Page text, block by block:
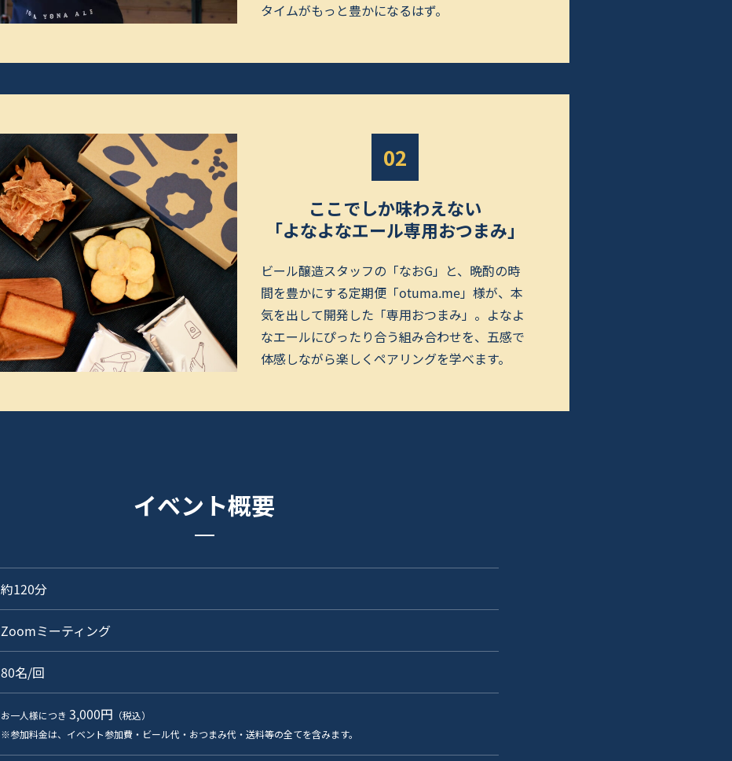
タイムがもっと豊かになるはず。
02
ここでしか味わえない
「よなよなエール専用おつまみ」
ビール醸造スタッフの「なおG」と、晩酌の時
間を豊かにする定期便「otuma.me」様が、本
気を出して開発した「専用おつまみ」。よなよ
なエールにぴったり合う組み合わせを、五感で
体感しながら楽しくペアリングを学べます。
イベント概要
約120分
Zoomミーティング
80名/回
お一人様につき 3,000円 （税込）
※参加料金は、イベント参加費・ビール代・おつまみ代・送料等の全てを含みます。